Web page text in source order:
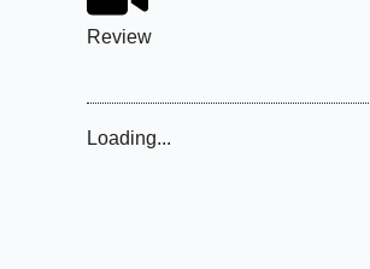
Review
Loading...